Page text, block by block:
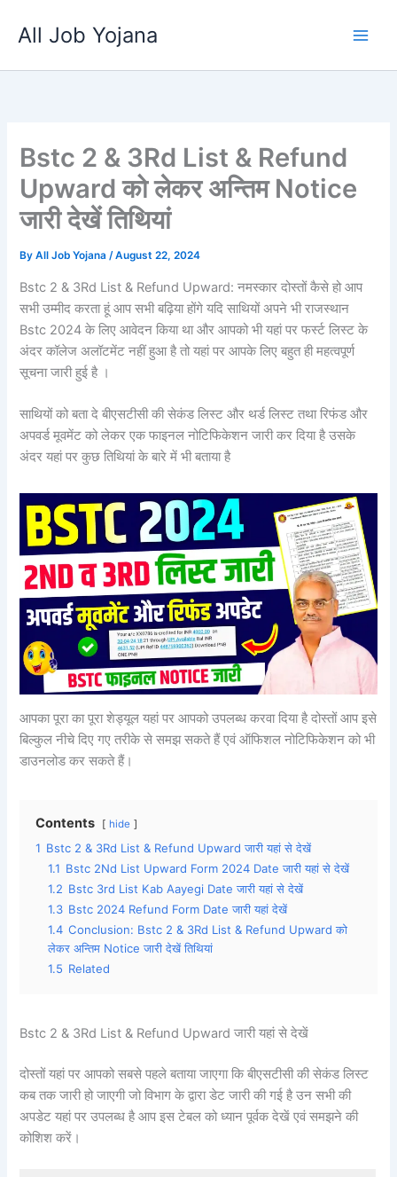
All Job Yojana
Bstc 2 & 3Rd List & Refund
Upward को लेकर अन्तिम Notice
जारी देखें तिथियां
ByAll Job Yojana/August 22, 2024
Bstc 2 & 3Rd List & Refund Upward: नमस्कार दोस्तों कैसे हो आप
सभी उम्मीद करता हूं आप सभी बढ़िया होंगे यदि साथियों अपने भी राजस्थान
Bstc 2024 के लिए आवेदन किया था और आपको भी यहां पर फर्स्ट लिस्ट के
अंदर कॉलेज अलॉटमेंट नहीं हुआ है तो यहां पर आपके लिए बहुत ही महत्वपूर्ण
सूचना जारी हुई है ।
साथियों को बता दे बीएसटीसी की सेकंड लिस्ट और थर्ड लिस्ट तथा रिफंड और
अपवर्ड मूवमेंट को लेकर एक फाइनल नोटिफिकेशन जारी कर दिया है उसके
अंदर यहां पर कुछ तिथियां के बारे में भी बताया है
आपका पूरा का पूरा शेड्यूल यहां पर आपको उपलब्ध करवा दिया है दोस्तों आप इसे
बिल्कुल नीचे दिए गए तरीके से समझ सकते हैं एवं ऑफिशल नोटिफिकेशन को भी
डाउनलोड कर सकते हैं।
Contents hide
1 Bstc 2 & 3Rd List & Refund Upward जारी यहां से देखें
1.1 Bstc 2Nd List Upward Form 2024 Date जारी यहां से देखें
1.2 Bstc 3rd List Kab Aayegi Date जारी यहां से देखें
1.3 Bstc 2024 Refund Form Date जारी यहां देखें
1.4 Conclusion: Bstc 2 & 3Rd List & Refund Upward को
लेकर अन्तिम Notice जारी देखें तिथियां
1.5 Related
Bstc 2 & 3Rd List & Refund Upward जारी यहां से देखें
दोस्तों यहां पर आपको सबसे पहले बताया जाएगा कि बीएसटीसी की सेकंड लिस्ट
कब तक जारी हो जाएगी जो विभाग के द्वारा डेट जारी की गई है उन सभी की
अपडेट यहां पर उपलब्ध है आप इस टेबल को ध्यान पूर्वक देखें एवं समझने की
कोशिश करें।